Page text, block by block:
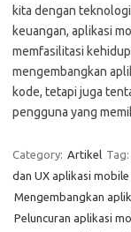
kita dengan
keuangan, aplikasi
memfasilitasi
mengembangkan
kode, tetapi juga
pengguna yang
Category: Artikel Tag:
dan UX aplikasi mobile
Mengembangkan
Peluncuran aplikasi